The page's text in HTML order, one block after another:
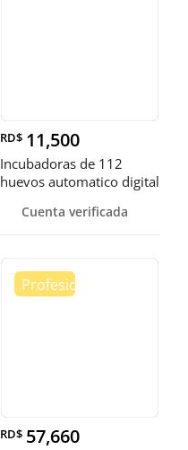
RD$ 11,500
Incubadoras de 112
huevos automatico digital
Cuenta verificada
RD$ 57,660